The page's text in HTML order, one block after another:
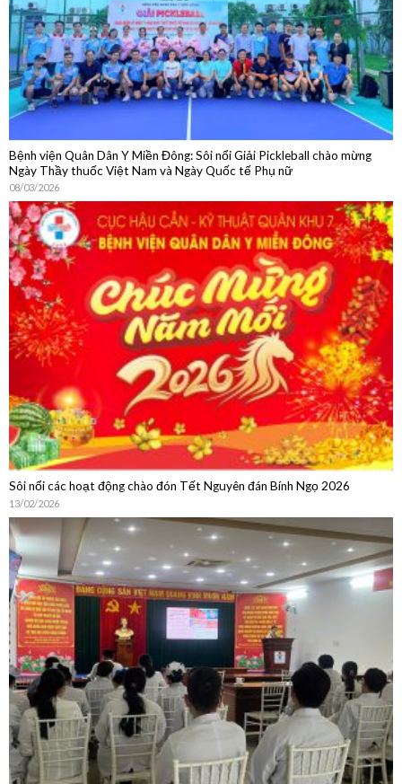
Bệnh viện Quân Dân Y Miền Đông: Sôi nổi Giải Pickleball chào mừng
Ngày Thầy thuốc Việt Nam và Ngày Quốc tế Phụ nữ
08/03/2026
Sôi nổi các hoạt động chào đón Tết Nguyên đán Bính Ngọ 2026
13/02/2026
Sinh hoạt chuyên môn: Cập nhật chẩn đoán, điều trị, dự phòng bệnh
não mô cầu và Chia sẻ thực hành từ Phòng Tiêm chủng Bệnh viện Quân
Dân Y Miền Đông
15/01/2026